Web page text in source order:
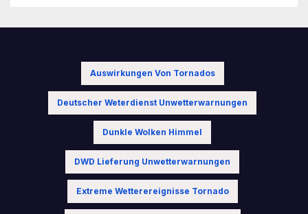
Auswirkungen Von Tornados
Deutscher Weterdienst Unwetterwarnungen
Dunkle Wolken Himmel
DWD Lieferung Unwetterwarnungen
Extreme Wetterereignisse Tornado